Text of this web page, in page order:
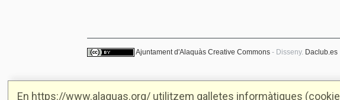
En https://www.alaquas.org/ utilitzem galletes informàtiques
Ajuntament d'Alaquàs Creative Commons - Disseny. Daclub.es